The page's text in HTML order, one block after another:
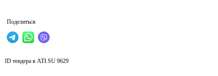
Поделиться
ID тендера в ATI.SU 9629